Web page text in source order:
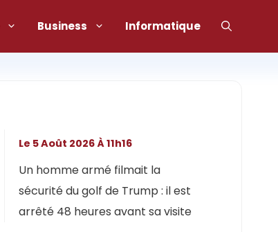
Business Informatique
Un homme armé filmait la
sécurité du golf de Trump : il est
arrêté 48 heures avant sa visite
Le 5 Août 2026 À 11h16